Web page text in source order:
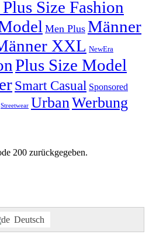
Size Fashion
Men Plus Männer
XXL NewEra
Plus Size Model
Smart Casual Sponsored
Streetwear UrbanWerbung
200 zurückgegeben.
Deutsch